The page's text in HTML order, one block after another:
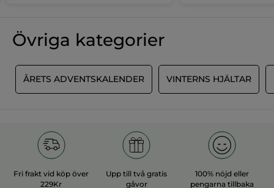
Övriga kategorier
ÅRETS ADVENTSKALENDER VINTERNS HJÄLTAR
Fri frakt vid köp över
229Kr
Upp till två gratis
gåvor
100% nöjd eller
pengarna tillbaka